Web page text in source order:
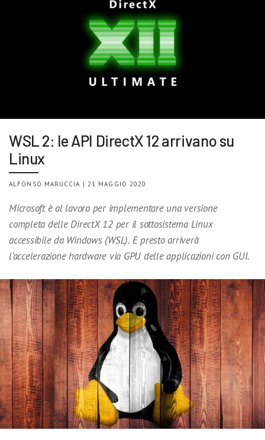
WSL 2: le API DirectX 12 arrivano su
Linux
ALFONSO MARUCCIA | 21 MAGGIO 2020
Microsoft è al lavoro per implementare una versione
completa delle DirectX 12 per il sottosistema Linux
accessibile da Windows (WSL). E presto arriverà
l’accelerazione hardware via GPU delle applicazioni con GUI.